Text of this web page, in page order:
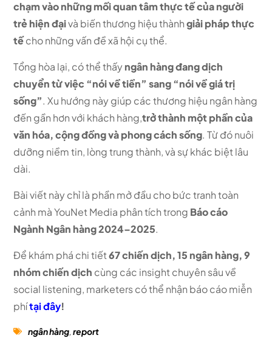
chạm vào những mối quan tâm thực tế của người
trẻ hiện đạivà biến thương hiệu thànhgiải pháp thực
tếcho những vấn đề xã hội cụ thể.
Tổng hòa lại, có thể thấyngân hàng đang dịch
chuyển từ việc “nói về tiền” sang “nói về giá trị
sống”. Xu hướng này giúp các thương hiệu ngân hàng
đến gần hơn với khách hàng,trở thành một phần của
văn hóa, cộng đồng và phong cách sống. Từ đó nuôi
dưỡng niềm tin, lòng trung thành, và sự khác biệt lâu
dài.
Bài viết này chỉ là phần mở đầu cho bức tranh toàn
cảnh mà YouNet Media phân tích trong Báo cáo
Ngành Ngân hàng 2024–2025.
Để khám phá chi tiết67 chiến dịch, 15 ngân hàng, 9
nhóm chiến dịch cùng các insight chuyên sâu về
social listening, marketers có thể nhận báo cáo miễn
phítại đây!
ngân hàng,report